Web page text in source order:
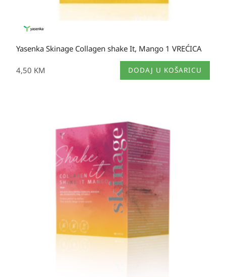
Yasenka Skinage Collagen shake It, Mango 1 VREĆICA
4,50 KM DODAJ U KOŠARICU